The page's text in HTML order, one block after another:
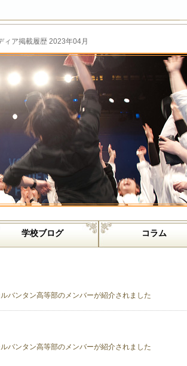
ィア掲載履歴 2023年04月
学校ブログ コラム
バンタン高等部のメンバーが紹介されました
バンタン高等部のメンバーが紹介されました